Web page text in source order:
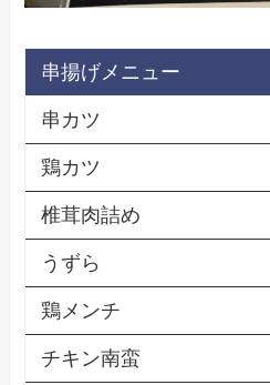
串揚げメニュー
串カツ
鶏カツ
椎茸肉詰め
うずら
鶏メンチ
チキン南蛮